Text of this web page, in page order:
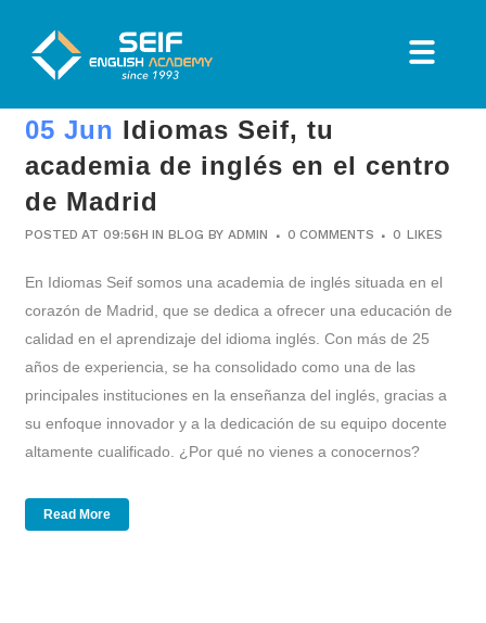
05 Jun Idiomas Seif, tu
academia de inglés en el centro
de Madrid
POSTED AT 09:56H INBLOG BYADMIN 0 COMMENTS 0 LIKES
En Idiomas Seif somos una academia de inglés situada en el
corazón de Madrid, que se dedica a ofrecer una educación de
calidad en el aprendizaje del idioma inglés. Con más de 25
años de experiencia, se ha consolidado como una de las
principales instituciones en la enseñanza del inglés, gracias a
su enfoque innovador y a la dedicación de su equipo docente
altamente cualificado. ¿Por qué no vienes a conocernos?
Read More